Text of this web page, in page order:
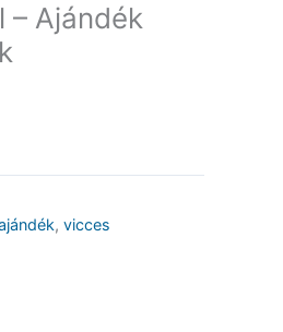
– Ajándék
, vicces